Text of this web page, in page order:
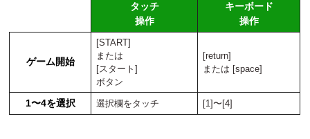
タッチ
操作
キーボード
操作
ゲーム開始
[START]
または
[スタート]
ボタン
[return]
または [space]
1〜4を選択 選択欄をタッチ [1]〜[4]